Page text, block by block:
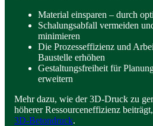
Material einsparen – durch
Schalungsabfall vermeiden
minimieren
Die Prozesseffizienz und
Baustelle erhöhen
Gestaltungsfreiheit für
erweitern
Mehr dazu, wie der 3D‑Druck zu
höherer Ressourceneffizienz
3D‑Betondruck.